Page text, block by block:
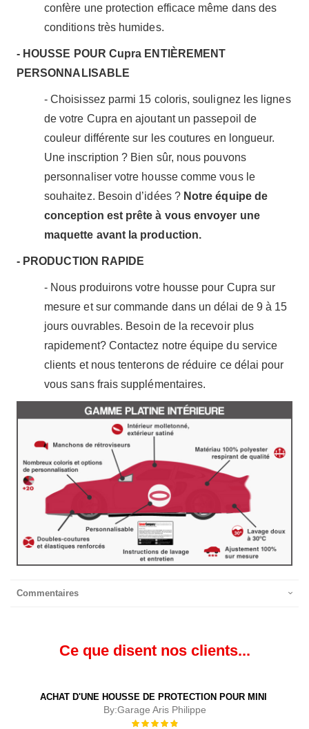
confère une protection efficace même dans des
conditions très humides.
- HOUSSE POUR Cupra ENTIÈREMENT
PERSONNALISABLE
- Choisissez parmi 15 coloris, soulignez les lignes
de votre Cupra en ajoutant un passepoil de
couleur différente sur les coutures en longueur.
Une inscription ? Bien sûr, nous pouvons
personnaliser votre housse comme vous le
souhaitez. Besoin d’idées ? Notre équipe de
conception est prête à vous envoyer une
maquette avant la production.
- PRODUCTION RAPIDE
- Nous produirons votre housse pour Cupra sur
mesure et sur commande dans un délai de 9 à 15
jours ouvrables. Besoin de la recevoir plus
rapidement? Contactez notre équipe du service
clients et nous tenterons de réduire ce délai pour
vous sans frais supplémentaires.
Commentaires
Ce que disent nos clients...
ACHAT D'UNE HOUSSE DE PROTECTION POUR MINI
By:Garage Aris Philippe
Évaluation :